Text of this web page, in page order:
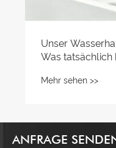
Unser
Was tatsächlich
Mehr sehen >>
ANFRAGE